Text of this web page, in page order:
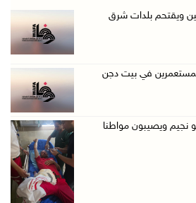
توقع اتفاقية مكة للد ...
على المملكة ال ...
استفزازية في عدة مناطق ...
ويقتحم بلدات شرق
في بيت دجن
نجيم ويصيبون مواطنا